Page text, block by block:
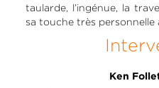
taularde, l’ingénue, la
sa touche très personnelle
Ken